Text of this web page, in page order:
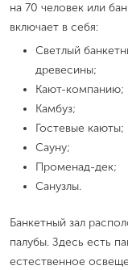
на 70 человек или
включает в себя:
Светлый
древесины;
Кают-компанию;
Камбуз;
Гостевые каюты;
Сауну;
Променад-дек;
Санузлы.
Банкетный зал
палубы. Здесь есть
естественное